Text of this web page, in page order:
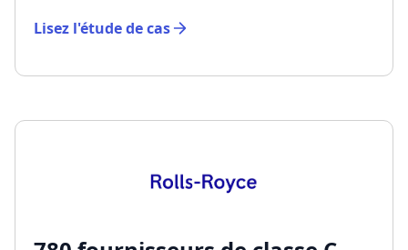
Lisez l'étude de cas